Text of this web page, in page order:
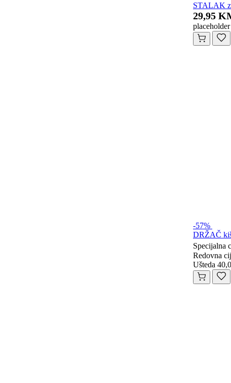
STALAK
29,95
placeholder
-57%
DRŽAČ
Specijalna
Redovna
Ušteda